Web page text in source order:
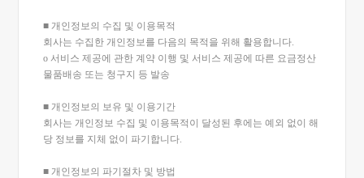
■ 개인정보의 수집 및 이용목적
회사는 수집한 개인정보를 다음의 목적을 위해 활용합니다.
ο 서비스 제공에 관한 계약 이행 및 서비스 제공에 따른 요금정산
물품배송 또는 청구지 등 발송
■ 개인정보의 보유 및 이용기간
회사는 개인정보 수집 및 이용목적이 달성된 후에는 예외 없이 해
당 정보를 지체 없이 파기합니다.
■ 개인정보의 파기절차 및 방법